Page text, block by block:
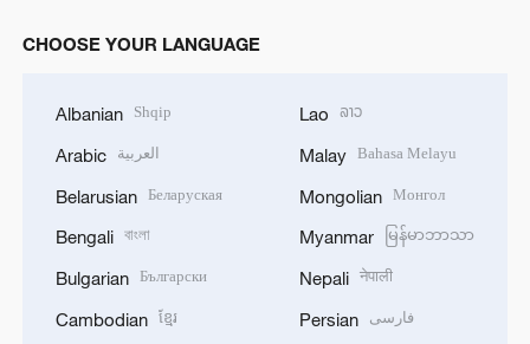
CHOOSE YOUR LANGUAGE
Albanian Shqip
Arabic العربية
Belarusian Беларуская
Bengali বাংলা
Bulgarian Български
Cambodian ខ្មែរ
Lao ລາວ
Malay Bahasa Melayu
Mongolian Монгол
Myanmar မြန်မာဘာသာ
Nepali नेपाली
Persian فارسی